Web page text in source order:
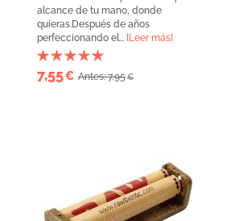
alcance de tu mano, donde
quieras.Después de años
perfeccionando el... [Leer más]
7,55€ Antes: 7,95€